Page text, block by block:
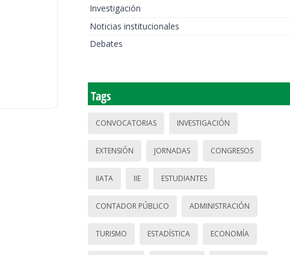
Investigación
Noticias institucionales
Debates
Tags
CONVOCATORIAS INVESTIGACIÓN
EXTENSIÓN JORNADAS CONGRESOS
IIATA IIE ESTUDIANTES
CONTADOR PÚBLICO ADMINISTRACIÓN
TURISMO ESTADÍSTICA ECONOMÍA